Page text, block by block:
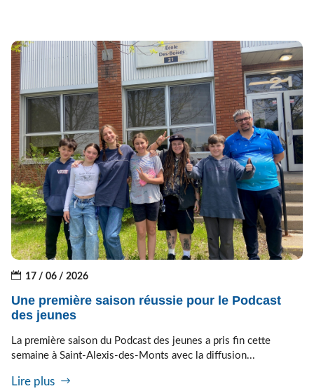
17 / 06 / 2026
Une première saison réussie pour le Podcast
des jeunes
La première saison du Podcast des jeunes a pris fin cette
semaine à Saint-Alexis-des-Monts avec la diffusion...
Lire plus